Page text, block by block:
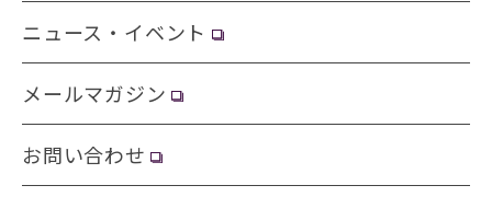
ニュース・イベント
メールマガジン
お問い合わせ